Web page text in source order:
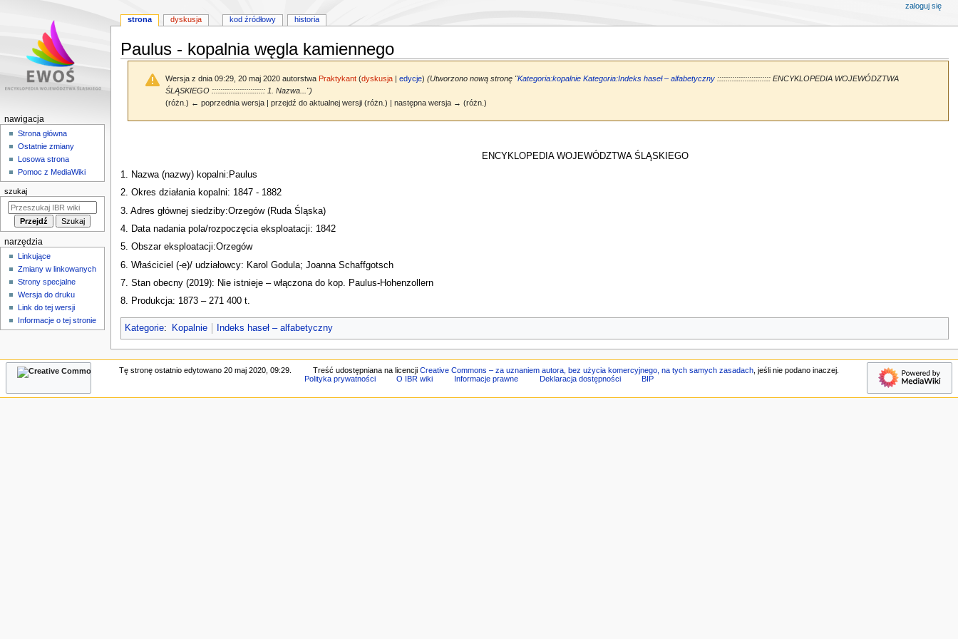
Paulus - kopalnia węgla kamiennego
Wersja z dnia 09:29, 20 maj 2020 autorstwa Praktykant (dyskusja |edycje) (Utworzono nową stronę "Kategoria:kopalnie Kategoria:Indeks haseł – alfabetyczny ::::::::::::::::::::::::: ENCYKLOPEDIA WOJEWÓDZTWA
ŚLĄSKIEGO ::::::::::::::::::::::::: 1. Nazwa...")
(różn.) ← poprzednia wersja | przejdź do aktualnej wersji (różn.) | następna wersja → (różn.)
ENCYKLOPEDIA WOJEWÓDZTWA ŚLĄSKIEGO
1. Nazwa (nazwy) kopalni:Paulus
2. Okres działania kopalni: 1847 - 1882
3. Adres głównej siedziby:Orzegów (Ruda Śląska)
4. Data nadania pola/rozpoczęcia eksploatacji: 1842
5. Obszar eksploatacji:Orzegów
6. Właściciel (-e)/ udziałowcy: Karol Godula; Joanna Schaffgotsch
7. Stan obecny (2019): Nie istnieje – włączona do kop. Paulus-Hohenzollern
8. Produkcja: 1873 – 271 400 t.
Kategorie: Kopalnie Indeks haseł – alfabetyczny
M
n
a
w
i
g
strona dyskusja kod źródłowy historia
zaloguj się
nawigacja
Strona główna
Ostatnie zmiany
Losowa strona
Pomoc z MediaWiki
szukaj
narzędzia
Linkujące
Zmiany w linkowanych
Strony specjalne
Wersja do druku
Link do tej wersji
Informacje o tej stronie
Tę stronę ostatnio edytowano 20 maj 2020, 09:29. Treść udostępniana na licencji Creative Commons – za uznaniem autora, bez użycia komercyjnego, na tych samych zasadach, jeśli nie podano inaczej.
Polityka prywatności
O IBR wiki Informacje prawne Deklaracja dostępności BIP